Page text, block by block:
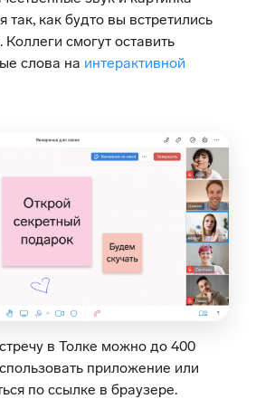
так, как будто вы встретились
смогут оставить
слова на интерактивной
в Толке можно до 400
приложение или
по ссылке в браузере.